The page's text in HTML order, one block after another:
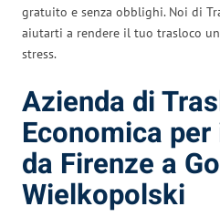
gratuito e senza obblighi. Noi di
aiutarti a rendere il tuo trasloco
stress.
Azienda di
Economica
da Firenze a
Wielkopolski